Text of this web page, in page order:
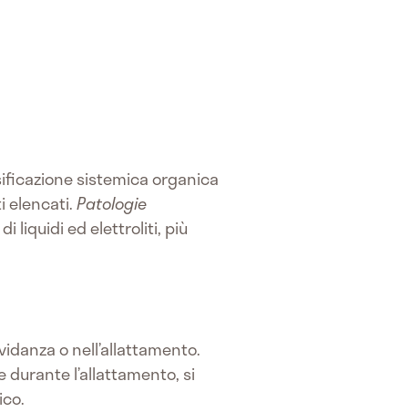
sistemica organica
elencati.Patologie
liquidi ed elettroliti, più
o nell’allattamento.
durante l’allattamento, si